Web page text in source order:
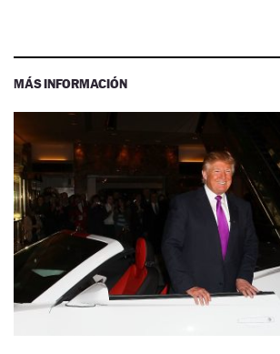
MÁS INFORMACIÓN